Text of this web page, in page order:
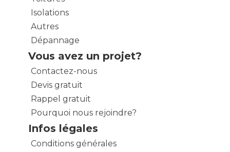
Isolations
Autres
Dépannage
Vous avez un projet?
Contactez-nous
Devis gratuit
Rappel gratuit
Pourquoi nous rejoindre?
Infos légales
Conditions générales